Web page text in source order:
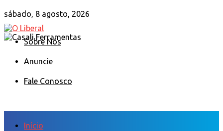
sábado, 8 agosto, 2026
Sobre Nós
Anuncie
Fale Conosco
Início